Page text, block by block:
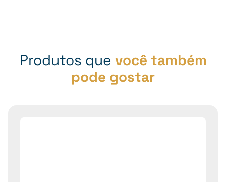
Produtos que você também
pode gostar